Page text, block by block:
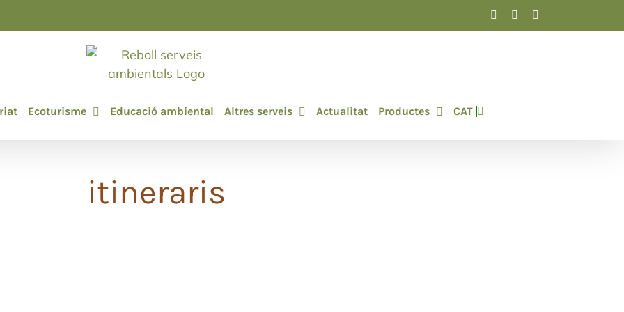
FacebookInstagram
Ecoturisme Educació ambiental Altres serveis Actualitat Productes CAT
itineraris